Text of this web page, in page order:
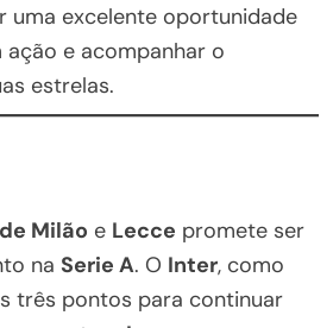
uma excelente oportunidade
e acompanhar o
estrelas.
Milão e Lecce promete ser
na Serie A. O Inter, como
três pontos para continuar